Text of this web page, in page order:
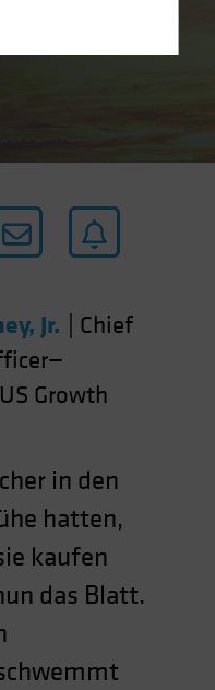
Jr.
Chief
Growth
in den
hatten,
kaufen
das Blatt.